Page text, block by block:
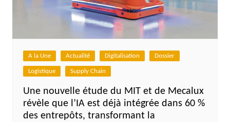
A la Une Actualité Digitalisation Dossier
Logistique Supply Chain
Une nouvelle étude du MIT et de Mecalux
révèle que l’IA est déjà intégrée dans 60 %
des entrepôts, transformant la